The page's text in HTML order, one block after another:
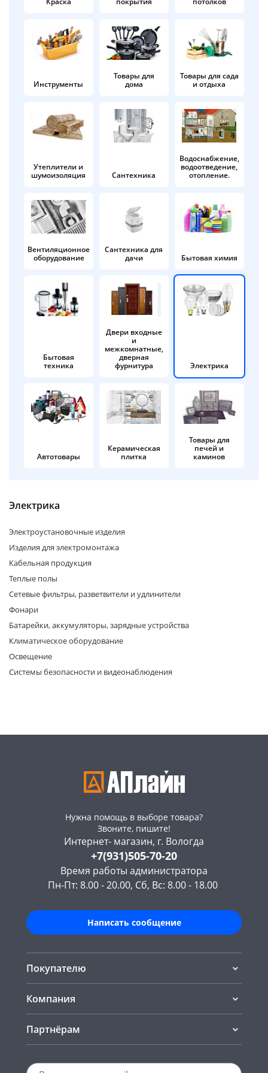
Инструменты
Товары для
дома
Товары для сада
и отдыха
Утеплители и
шумоизоляция
Сантехника
Водоснабжение,
водоотведение,
отопление.
Вентиляционное
оборудование
Сантехника для
дачи
Бытовая химия
Бытовая
техника
Двери входные
и
межкомнатные,
дверная
фурнитура
Электрика
Автотовары
Керамическая
плитка
Товары для
печей и
каминов
Электрика
Электроустановочные изделия
Изделия для электромонтажа
Кабельная продукция
Теплые полы
Сетевые фильтры, разветвители и удлинители
Фонари
Батарейки, аккумуляторы, зарядные устройства
Климатическое оборудование
Освещение
Системы безопасности и видеонаблюдения
Нужна помощь в выборе товара?
Звоните, пишите!
Интернет- магазин, г. Вологда
+7(931)505-70-20
Время работы администратора
Пн-Пт: 8.00 - 20.00, Сб, Вс: 8.00 - 18.00
Написать сообщение
Покупателю
Компания
Партнёрам
в корзину
Оплачивайте сегодня только
25% картой любого банка
Получайте товар
выбранный способом
Оставшиеся
% будут
по25%каждые 2 недели
Подробнее
об оплате Плайтом
раз в 2
недели
раз в 2 недели
Остались вопросы?
8 800 302-02-51
plait.ru